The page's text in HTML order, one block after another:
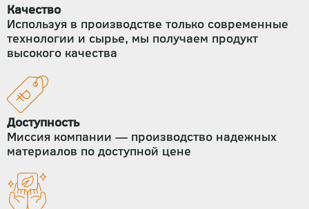
Качество
Используя в производстве только современные
технологии и сырье, мы получаем продукт
высокого качества
Доступность
Миссия компании — производство надежных
материалов по доступной цене